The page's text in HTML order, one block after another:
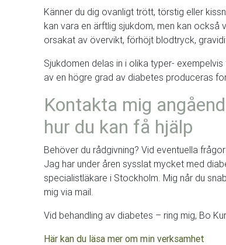
Känner du dig ovanligt trött, törstig eller
kan vara en ärftlig sjukdom, men kan också
orsakat av övervikt, förhöjt blodtryck,
Sjukdomen delas in i olika typer-
av en högre grad av diabetes produceras
Kontakta mig
hur du kan få hjälp
Behöver du rådgivning? Vid eventuella
Jag har under åren sysslat mycket med
specialistläkare i Stockholm. Mig når du
mig via mail.
Vid behandling av diabetes – ring mig, Bo
Här kan du läsa mer om min verksamhet